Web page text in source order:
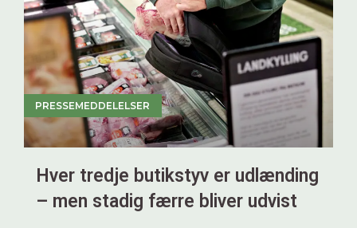
PRESSEMEDDELELSER
Hver tredje butikstyv er udlænding
– men stadig færre bliver udvist